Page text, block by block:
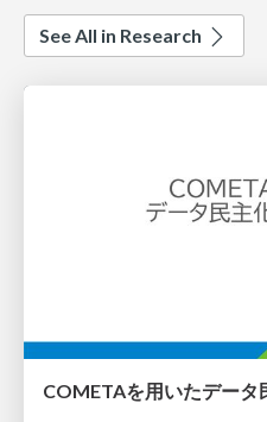
See All in Research
COMETAを用いたデータ